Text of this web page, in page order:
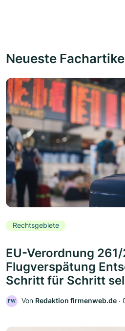
Neueste
Rechtsgebiete
EU-Verordnung
Flugverspätung
Schritt für Schritt
FW Von Redaktion firmenweb.de ‧